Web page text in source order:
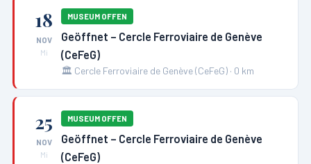
18
NOV
Mi
MUSEUM OFFEN
Geöffnet – Cercle Ferroviaire de Genève
(CeFeG)
🏛️ Cercle Ferroviaire de Genève (CeFeG) · 0 km
25
NOV
Mi
MUSEUM OFFEN
Geöffnet – Cercle Ferroviaire de Genève
(CeFeG)